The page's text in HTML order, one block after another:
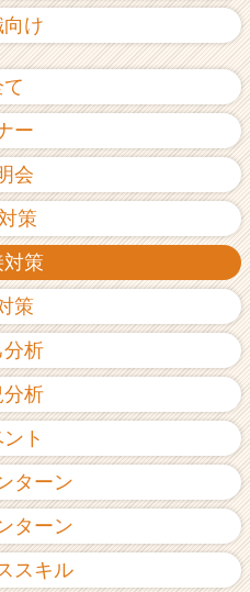
け
ー
会
策
対策
策
分析
分析
ト
ターン
ターン
スキル